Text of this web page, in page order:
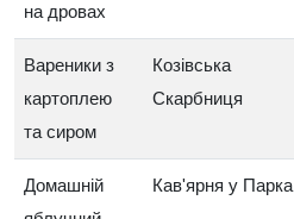
на дровах
Вареники з
картоплею
та сиром
Козівська
Скарбниця
Домашній
Кав'ярня у Парка